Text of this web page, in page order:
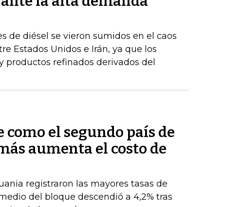
de diésel se vieron sumidos en el caos
Estados Unidos e Irán, ya que los
productos refinados derivados del
como el segundo país de
aumenta el costo de
registraron las mayores tasas de
del bloque descendió a 4,2% tras